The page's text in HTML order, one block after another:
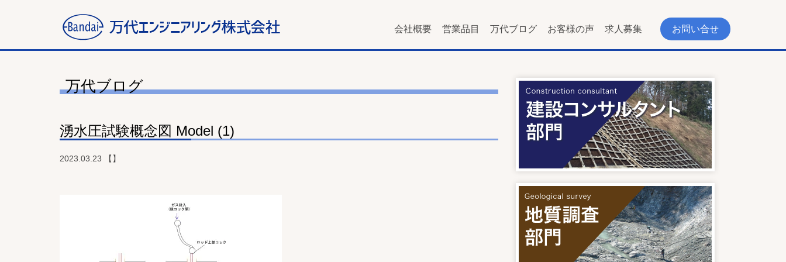
会社概要 営業品目 万代ブログ お客様の声 求人募集 お問い合せ
万代ブログ
湧水圧試験概念図 Model (1)
2023.03.23 【】